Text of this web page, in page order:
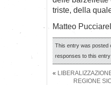
triste, della
Matteo
This entry was posted
responses to this
«
REGIONE